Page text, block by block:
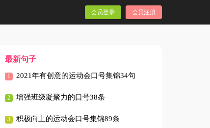
会员登录 会员注册
最新句子
2021年有创意的运动会口号集锦34句
增强班级凝聚力的口号38条
积极向上的运动会口号集锦89条